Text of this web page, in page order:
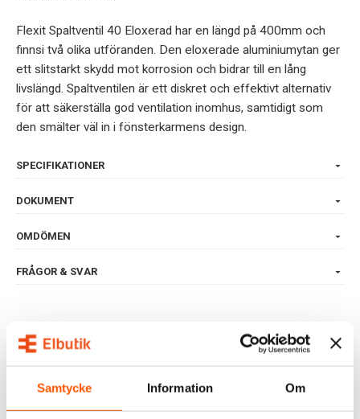
Samtycke Information Om
Flexit Spaltventil 40 Eloxerad har en längd på 400mm och
finnsi två olika utföranden. Den eloxerade aluminiumytan ger
ett slitstarkt skydd mot korrosion och bidrar till en lång
livslängd. Spaltventilen är ett diskret och effektivt alternativ
för att säkerställa god ventilation inomhus, samtidigt som
den smälter väl in i fönsterkarmens design.
SPECIFIKATIONER
DOKUMENT
OMDÖMEN
FRÅGOR & SVAR
RELATERADE PRODUKTER